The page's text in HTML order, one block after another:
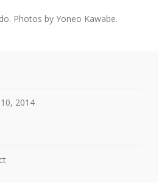
Photos by Yoneo Kawabe.
2014